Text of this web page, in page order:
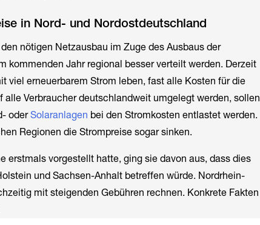
in Nord- und Nordostdeutschland
nötigen Netzausbau im Zuge des Ausbaus der
kommenden Jahr regional besser verteilt werden. Derzeit
viel erneuerbarem Strom leben, fast alle Kosten für die
alle Verbraucher deutschlandweit umgelegt werden, sollen
oderSolaranlagen bei den Stromkosten entlastet werden.
Regionen die Strompreise sogar sinken.
erstmals vorgestellt hatte, ging sie davon aus, dass dies
und Sachsen-Anhalt betreffen würde. Nordrhein-
mit steigenden Gebühren rechnen. Konkrete Fakten